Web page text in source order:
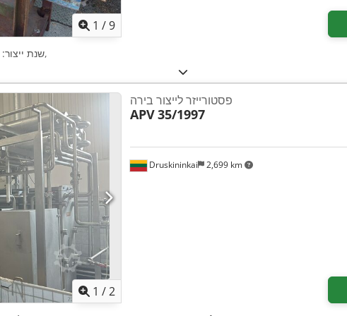
1 /9
שנת ייצור:,
1 /2
Druskininkai 2,699 km
פסטורייזר לייצור בירה
APV35/1997